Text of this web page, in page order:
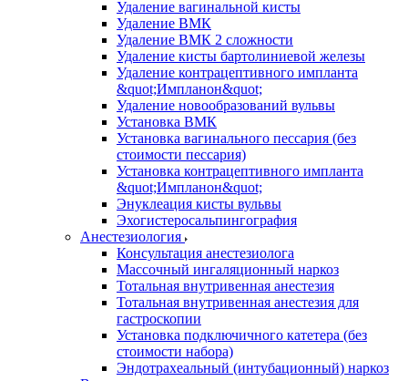
Удаление вагинальной кисты
Удаление ВМК
Удаление ВМК 2 сложности
Удаление кисты бартолиниевой железы
Удаление контрацептивного импланта
&quot;Импланон&quot;
Удаление новообразований вульвы
Установка ВМК
Установка вагинального пессария (без
стоимости пессария)
Установка контрацептивного импланта
&quot;Импланон&quot;
Энуклеация кисты вульвы
Эхогистеросальпингография
Анестезиология
Консультация анестезиолога
Массочный ингаляционный наркоз
Тотальная внутривенная анестезия
Тотальная внутривенная анестезия для
гастроскопии
Установка подключичного катетера (без
стоимости набора)
Эндотрахеальный (интубационный) наркоз